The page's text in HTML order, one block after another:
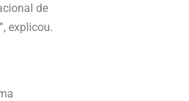
de
explicou.